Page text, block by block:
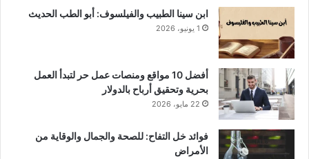
ابن سينا الطبيب والفيلسوف: أبو الطب الحديث
1 يونيو، 2026
أفضل 10 مواقع ومنصات عمل حر لتبدأ العمل
بحرية وتحقيق أرباح بالدولار
22 مايو، 2026
فوائد خل التفاح: للصحة والجمال والوقاية من
الأمراض